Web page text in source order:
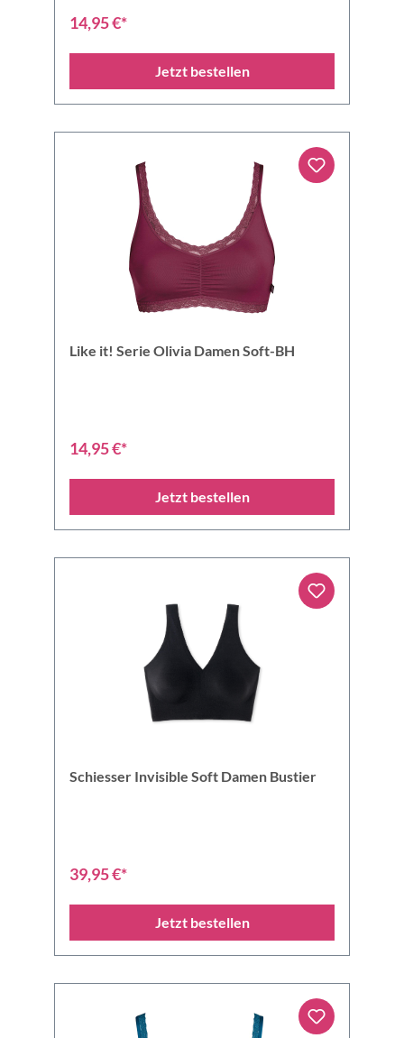
14,95 €*
Jetzt bestellen
Like it! Serie Olivia Damen Soft-BH
14,95 €*
Jetzt bestellen
Schiesser Invisible Soft Damen Bustier
39,95 €*
Jetzt bestellen